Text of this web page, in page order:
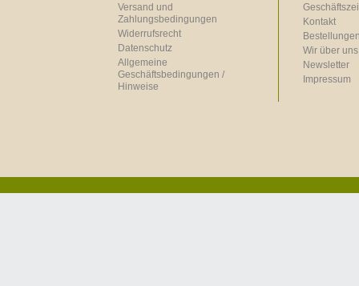
Versand und
Zahlungsbedingungen
Widerrufsrecht
Datenschutz
Allgemeine
Geschäftsbedingungen /
Hinweise
Kontakt
Wir über uns
Newsletter
Impressum